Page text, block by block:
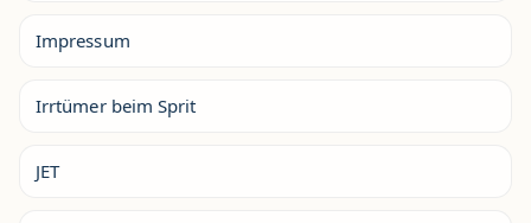
Impressum
Irrtümer beim Sprit
JET